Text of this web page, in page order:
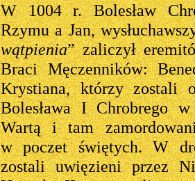
W 1004 r. Bolesław
Rzymu a Jan,
wątpienia” zaliczył
Braci Męczenników:
Krystiana, którzy zostali
Bolesława I Chrobrego
Wartą i tam
w poczet świętych. W
zostali uwięzieni przez